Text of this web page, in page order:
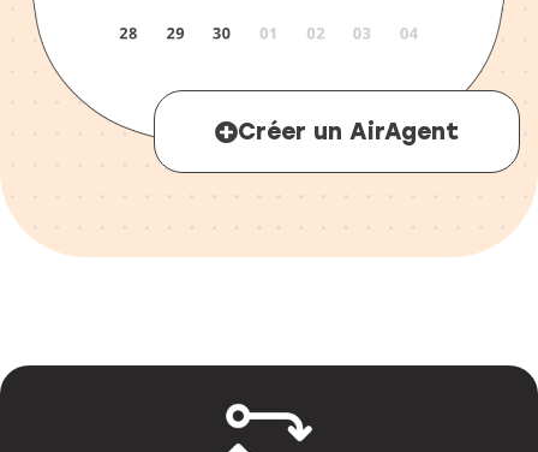
Créer un AirAgent